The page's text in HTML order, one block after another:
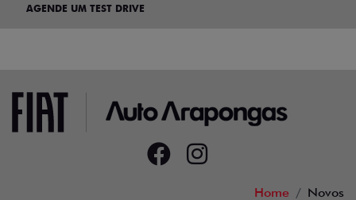
AGENDE UM TEST DRIVE
Home Novos